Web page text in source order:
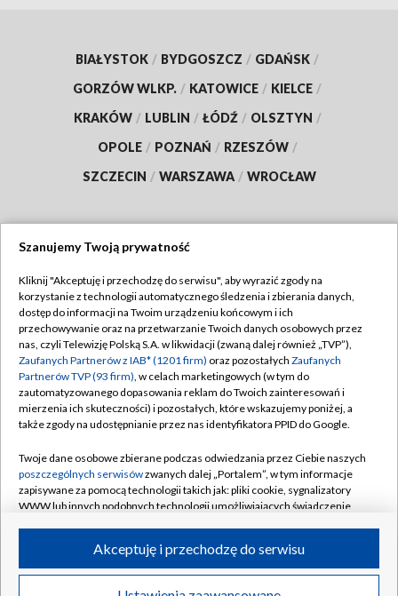
BIAŁYSTOK / BYDGOSZCZ / GDAŃSK /
GORZÓW WLKP. / KATOWICE / KIELCE /
KRAKÓW / LUBLIN / ŁÓDŹ / OLSZTYN /
OPOLE / POZNAŃ / RZESZÓW /
SZCZECIN / WARSZAWA / WROCŁAW
TVP
Abonament TVP
Emisja w TVP
Centrum informacji TVP
Naziemna Telewizja Cyfrowa
Rada Programowa
System NOS
Informacje o nadawcy
Program dla prasy
Regulamin TVP
Polityka prywatności
Moje zgody
Pomoc
Kontakt
Kanały
©2026 Telewizja Polska S.A. w likwidacji
Szanujemy Twoją prywatność
Kliknij "Akceptuję i przechodzę do serwisu", aby wyrazić zgody na
korzystanie z technologii automatycznego śledzenia i zbierania danych,
dostęp do informacji na Twoim urządzeniu końcowym i ich
przechowywanie oraz na przetwarzanie Twoich danych osobowych przez
nas, czyli Telewizję Polską S.A. w likwidacji (zwaną dalej również „TVP”),
Zaufanych Partnerów z IAB* (1201 firm) oraz pozostałych Zaufanych
Partnerów TVP (93 firm), w celach marketingowych (w tym do
zautomatyzowanego dopasowania reklam do Twoich zainteresowań i
mierzenia ich skuteczności) i pozostałych, które wskazujemy poniżej, a
także zgody na udostępnianie przez nas identyfikatora PPID do Google.
Twoje dane osobowe zbierane podczas odwiedzania przez Ciebie naszych
poszczególnych serwisówzwanych dalej „Portalem”, w tym informacje
zapisywane za pomocą technologii takich jak: pliki cookie, sygnalizatory
WWW lub innych podobnych technologii umożliwiających świadczenie
ruchu w Internecie.
Twoje dane osobowe zbierane podczas odwiedzania przez Ciebie
Akceptuję i przechodzę do serwisu